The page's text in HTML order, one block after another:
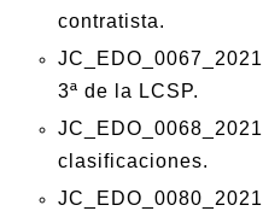
contratista.
3ª de la LCSP.
clasificaciones.